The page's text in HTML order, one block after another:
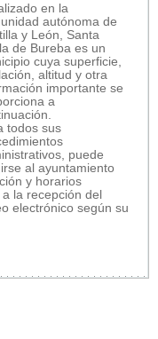
en la
autónoma de
y León, Santa
de Bureba es un
cuya superficie,
altitud y otra
importante se
a
todos sus
puede
al ayuntamiento
y horarios
la recepción del
electrónico según su